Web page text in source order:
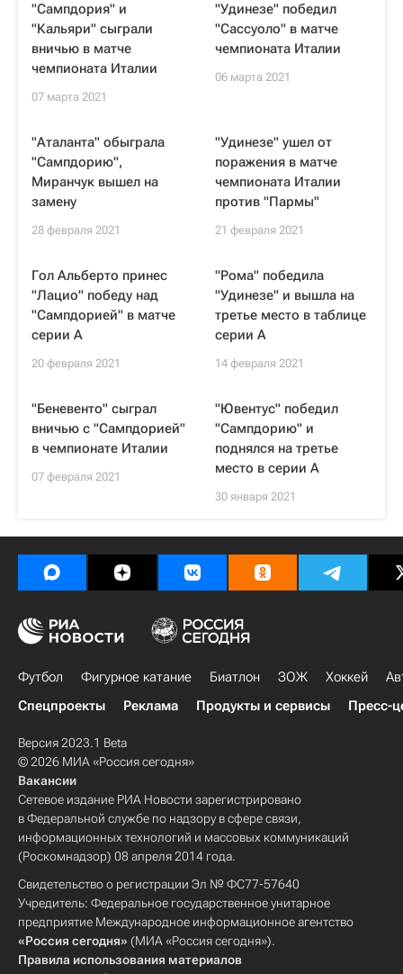
"Сампдория" и
"Кальяри" сыграли
вничью в матче
чемпионата Италии
07 марта 2021
"Удинезе" победил
"Сассуоло" в матче
чемпионата Италии
06 марта 2021
"Аталанта" обыграла
"Сампдорию",
Миранчук вышел на
замену
28 февраля 2021
"Удинезе" ушел от
поражения в матче
чемпионата Италии
против "Пармы"
21 февраля 2021
Гол Альберто принес
"Лацио" победу над
"Сампдорией" в матче
серии А
20 февраля 2021
"Рома" победила
"Удинезе" и вышла на
третье место в таблице
серии А
14 февраля 2021
"Беневенто" сыграл
вничью с "Сампдорией"
в чемпионате Италии
07 февраля 2021
"Ювентус" победил
"Сампдорию" и
поднялся на третье
место в серии А
30 января 2021
Футбол Фигурное катание Биатлон ЗОЖ Хоккей
Спецпроекты
Реклама Продукты и сервисы Пресс-
Версия 2023.1 Beta
© 2026 МИА «Россия сегодня»
Вакансии
Сетевое издание РИА Новости зарегистрировано
в Федеральной службе по надзору в сфере связи,
информационных технологий и массовых коммуникаций
(Роскомнадзор) 08 апреля 2014 года.
Свидетельство о регистрации Эл № ФС77-57640
Учредитель: Федеральное государственное унитарное
предприятие Международное информационное агентство
«Россия сегодня» (МИА «Россия сегодня»).
Правила использования материалов